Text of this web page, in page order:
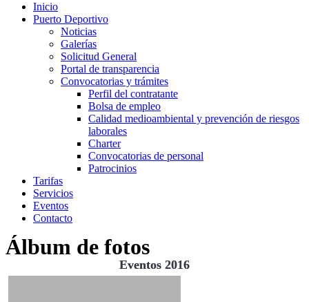
Inicio
Puerto Deportivo
Noticias
Galerías
Solicitud General
Portal de transparencia
Convocatorias y trámites
Perfil del contratante
Bolsa de empleo
Calidad medioambiental y prevención de riesgos
laborales
Charter
Convocatorias de personal
Patrocinios
Tarifas
Servicios
Eventos
Contacto
Álbum de fotos
Eventos 2016